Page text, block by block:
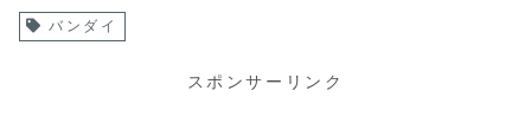
バンダイ
スポンサーリンク